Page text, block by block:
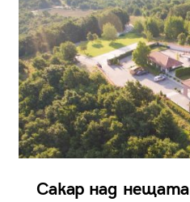
Сакар над нещата